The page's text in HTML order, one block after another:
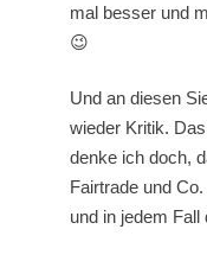
mal besser und
😉
Und an diesen
wieder Kritik.
denke ich doch,
Fairtrade und
und in jedem Fall